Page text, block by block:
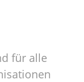
für alle